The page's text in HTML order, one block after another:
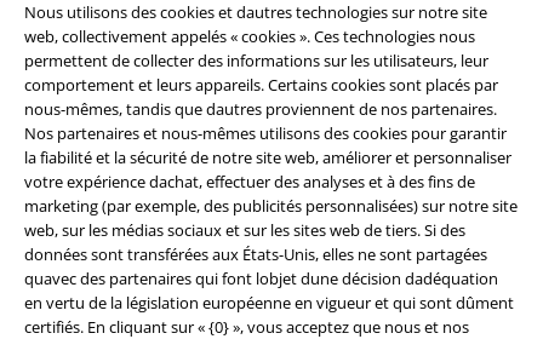
Nous utilisons des cookies et dautres technologies sur notre site
web, collectivement appelés « cookies ». Ces technologies nous
permettent de collecter des informations sur les utilisateurs, leur
comportement et leurs appareils. Certains cookies sont placés par
nous-mêmes, tandis que dautres proviennent de nos partenaires.
Nos partenaires et nous-mêmes utilisons des cookies pour garantir
la fiabilité et la sécurité de notre site web, améliorer et personnaliser
votre expérience dachat, effectuer des analyses et à des fins de
marketing (par exemple, des publicités personnalisées) sur notre site
web, sur les médias sociaux et sur les sites web de tiers. Si des
données sont transférées aux États-Unis, elles ne sont partagées
quavec des partenaires qui font lobjet dune décision dadéquation
en vertu de la législation européenne en vigueur et qui sont dûment
certifiés. En cliquant sur « {0} », vous acceptez que nous et nos
Légal
Conditions générales
Éditeur
Clauses de confidentialité
Élimination des déchets et protection de l'environnement
Déclaration de Conformité